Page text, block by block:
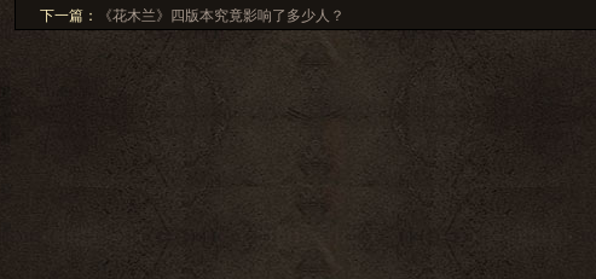
下一篇：
《花木兰》四版本究竟影响了多少人？